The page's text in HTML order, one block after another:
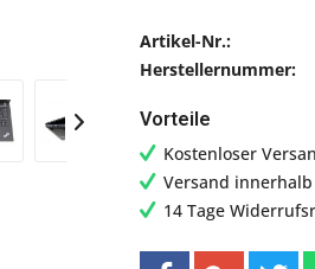
Artikel-Nr.:
Herstellernummer:
Vorteile
Kostenloser
Versand innerhalb
14 Tage